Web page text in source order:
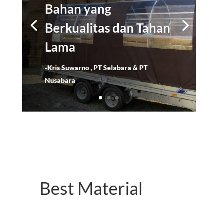
Bahan yang
Berkualitas dan Tahan
Lama
-Kris Suwarno , PT Selabara & PT
Nusabara
Best Material